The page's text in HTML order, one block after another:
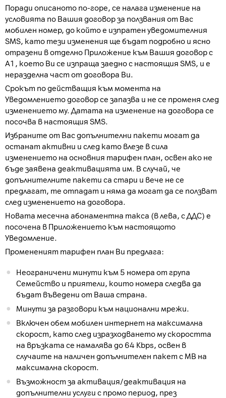
Поради описаното по-горе, се налага изменение на
условията по Вашия договор за ползвания от Вас
мобилен номер, до който е изпратен уведомителния
SMS, като тези изменения ще бъдат подробно и ясно
отразени в отделно Приложение към Вашия договор с
А1, което Ви се изпраща заедно с настоящия SMS, и е
неразделна част от договора Ви.
Срокът по действащия към момента на
Уведомлението договор се запазва и не се променя след
изменението му. Датата на изменение на договора се
посочва в настоящия SMS.
Избраните от Вас допълнителни пакети могат да
останат активни и след като влезе в сила
изменението на основния тарифен план, освен ако не
бъде заявена деактивацията им. В случай, че
допълнителните пакети са стари и вече не се
предлагат, те отпадат и няма да могат да се ползват
след изменението на договора.
Новата месечна абонаментна такса (в лева, с ДДС) е
посочена в Приложението към настоящото
Уведомление.
Промененият тарифен план Ви предлага:
Неограничени минути към 5 номера от група
Семейство и приятели, които номера следва да
бъдат въведени от Ваша страна.
Минути за разговори към национални мрежи.
Включен обем мобилен интернет на максимална
скорост, като след изразходването му скоростта
на връзката се намалява до 64 Kbps, освен в
случаите на наличен допълнителен пакет с МВ на
максимална скорост.
Възможност за активация/деактивация на
допълнителни услуги с промо период, през